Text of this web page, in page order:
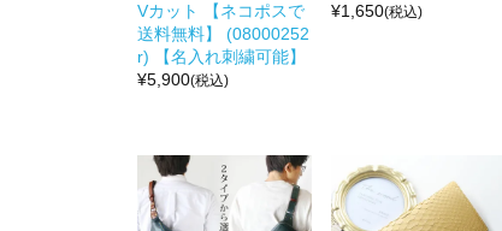
Vカット 【ネコポスで
送料無料】 (08000252
r) 【名入れ刺繍可能】
¥5,900(税込)
¥1,650(税込)